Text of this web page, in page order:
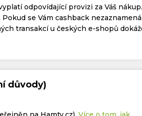
odpovídající provizi za Váš nákup.
se Vám cashback
transakcí u českých e-shopů
důvody)